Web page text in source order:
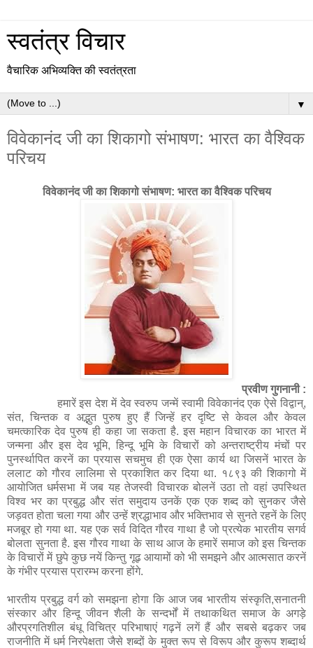
स्वतंत्र विचार
वैचारिक अभिव्यक्ति की स्वतंत्रता
▼
विवेकानंद जी का शिकागो संभाषण: भारत का वैश्विक
परिचय
विवेकानंद जी का शिकागो संभाषण: भारत का वैश्विक परिचय
प्रवीण गुगनानी :
हमारें इस देश में देव स्वरुप जन्में स्वामी विवेकानंद एक ऐसे विद्वान्,
संत, चिन्तक व अद्भुत पुरुष हुए हैं जिन्हें हर दृष्टि से केवल और केवल
चमत्कारिक देव पुरुष ही कहा जा सकता है. इस महान विचारक का भारत में
जन्मना और इस देव भूमि, हिन्दू भूमि के विचारों को अन्तराष्ट्रीय मंचों पर
पुनर्स्थापित करनें का प्रयास सचमुच ही एक ऐसा कार्य था जिसनें भारत के
ललाट को गौरव लालिमा से प्रकाशित कर दिया था. १८९३ की शिकागो में
आयोजित धर्मसभा में जब यह तेजस्वी विचारक बोलनें उठा तो वहां उपस्थित
विश्व भर का प्रबुद्ध और संत समुदाय उनकें एक एक शब्द को सुनकर जैसे
जड़वत होता चला गया और उन्हें श्रद्धाभाव और भक्तिभाव से सुनते रहनें के लिए
मजबूर हो गया था. यह एक सर्व विदित गौरव गाथा है जो प्रत्येक भारतीय सगर्व
बोलता सुनता है. इस गौरव गाथा के साथ आज के हमारें समाज को इस चिन्तक
के विचारों में छुपे कुछ नयें किन्तु गूढ़ आयामों को भी समझने और आत्मसात करनें
के गंभीर प्रयास प्रारम्भ करना होंगे.
भारतीय प्रबुद्ध वर्ग को समझना होगा कि आज जब भारतीय संस्कृति,सनातनी
संस्कार और हिन्दू जीवन शैली के सन्दर्भों में तथाकथित समाज के अगड़े
औरप्रगतिशील बंधू विचित्र परिभाषाएं गढ़नें लगें हैं और सबसे बढ़कर जब
राजनीति में धर्म निरपेक्षता जैसे शब्दों के मुक्त रूप से विरूप और कुरूप शब्दार्थ